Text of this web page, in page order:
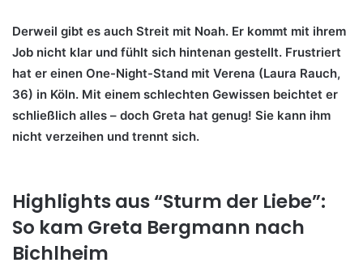
Derweil gibt es auch Streit mit Noah. Er kommt mit ihrem
Job nicht klar und fühlt sich hintenan gestellt. Frustriert
hat er einen One-Night-Stand mit Verena (Laura Rauch,
36) in Köln. Mit einem schlechten Gewissen beichtet er
schließlich alles – doch Greta hat genug! Sie kann ihm
nicht verzeihen und trennt sich.
Highlights aus “Sturm der Liebe”:
So kam Greta Bergmann nach
Bichlheim